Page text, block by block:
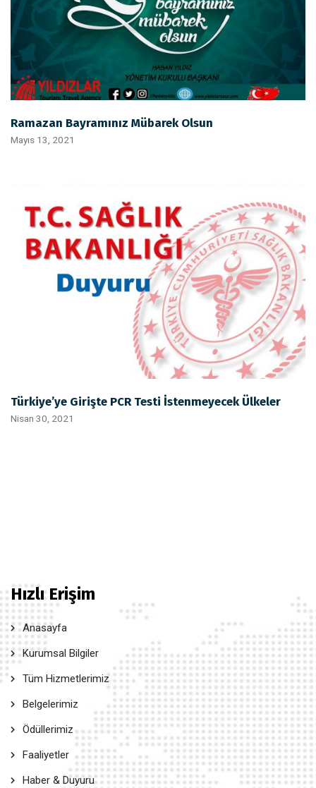
Ramazan Bayramınız Mübarek Olsun
Mayıs 13, 2021
Türkiye’ye Girişte PCR Testi İstenmeyecek Ülkeler
Nisan 30, 2021
Hızlı Erişim
Anasayfa
Kurumsal Bilgiler
Tüm Hizmetlerimiz
Belgelerimiz
Ödüllerimiz
Faaliyetler
Haber & Duyuru